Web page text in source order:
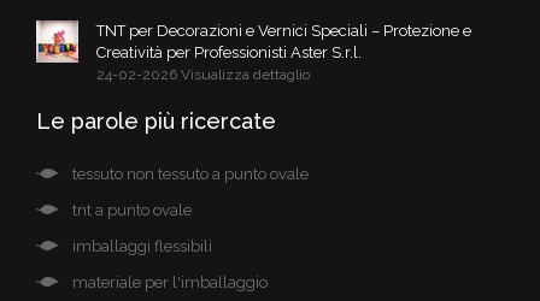
TNT per Decorazioni e Vernici Speciali – Protezione e
Creatività per Professionisti Aster S.r.l.
24-02-2026 Visualizza dettaglio
Le parole più ricercate
tessuto non tessuto a punto ovale
tnt a punto ovale
imballaggi flessibili
materiale per l'imballaggio